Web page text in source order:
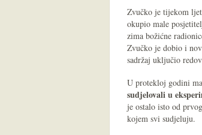
Zvučko je tijekom
okupio male
zima božićne
Zvučko je dobio i
sadržaj uključio
U protekloj godini
sudjelovali u
je ostalo isto od
kojem svi sudjeluju.